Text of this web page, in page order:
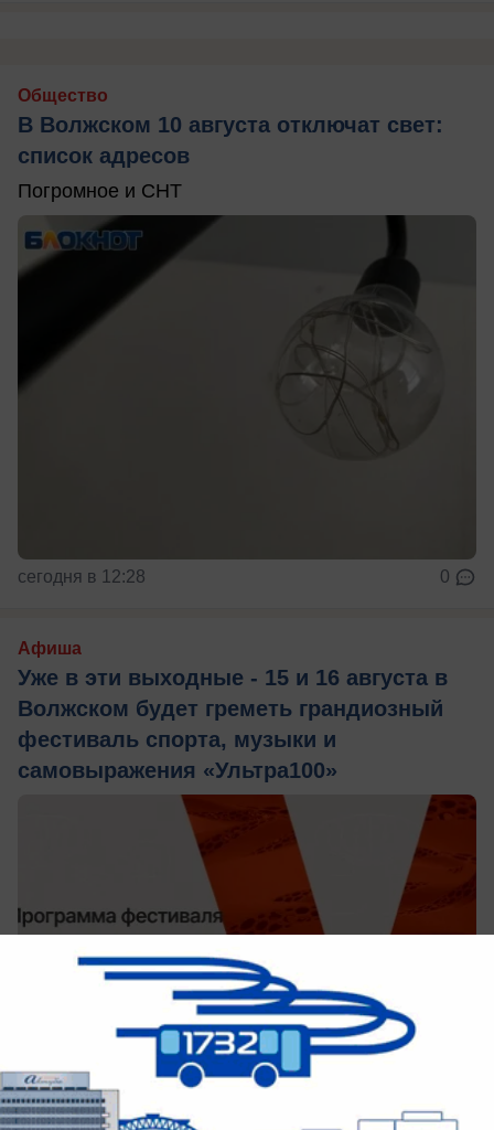
Общество
В Волжском 10 августа отключат свет:
список адресов
Погромное и СНТ
сегодня в 12:28 0
Афиша
Уже в эти выходные - 15 и 16 августа в
Волжском будет греметь грандиозный
фестиваль спорта, музыки и
самовыражения «Ультра100»